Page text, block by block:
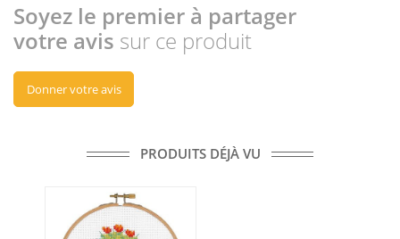
Soyez le premier à partager
votre avis sur ce produit
Donner votre avis
PRODUITS DÉJÀ VU